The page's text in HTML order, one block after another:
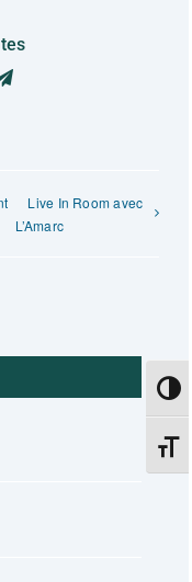
Telegram
Live In Room avec
L’Amarc